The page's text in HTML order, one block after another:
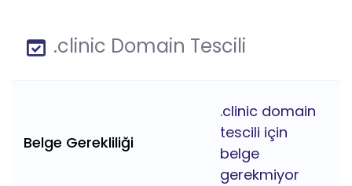
.clinic Domain Tescili
Belge Gerekliliği
.clinic domain
tescili için
belge
gerekmiyor